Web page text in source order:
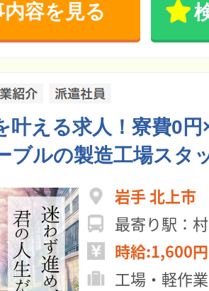
容を見る
叶える求人！寮費0
ブルの製造工場スタ
岩手 北上市
最寄り駅：
時給:1,600
工場・軽作業